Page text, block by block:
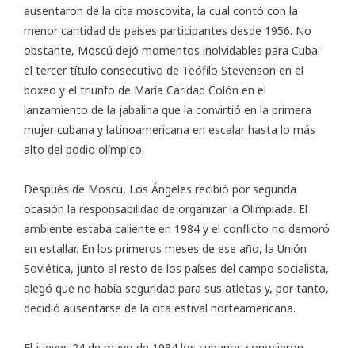
ausentaron de la cita moscovita, la cual contó con la
menor cantidad de países participantes desde 1956. No
obstante, Moscú dejó momentos inolvidables para Cuba:
el tercer título consecutivo de Teófilo Stevenson en el
boxeo y el triunfo de María Caridad Colón en el
lanzamiento de la jabalina que la convirtió en la primera
mujer cubana y latinoamericana en escalar hasta lo más
alto del podio olímpico.
Después de Moscú, Los Ángeles recibió por segunda
ocasión la responsabilidad de organizar la Olimpiada. El
ambiente estaba caliente en 1984 y el conflicto no demoró
en estallar. En los primeros meses de ese año, la Unión
Soviética, junto al resto de los países del campo socialista,
alegó que no había seguridad para sus atletas y, por tanto,
decidió ausentarse de la cita estival norteamericana.